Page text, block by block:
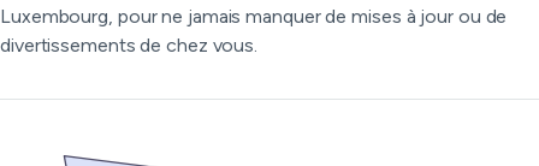
Luxembourg, pour ne jamais manquer de mises à jour ou de
divertissements de chez vous.